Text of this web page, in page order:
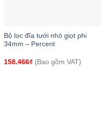
Bộ lọc đĩa tưới nhỏ giọt phi
34mm – Percent
158.466₫(Bao gồm VAT)